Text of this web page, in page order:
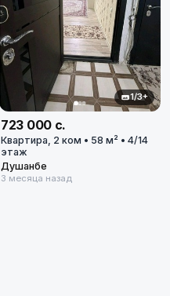
1/3+
723 000 с.
Квартира, 2 ком • 58 м² • 4/14
этаж
Душанбе
3 месяца назад